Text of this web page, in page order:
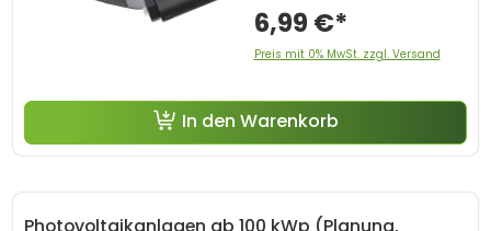
6,99 €*
Preis mit 0% MwSt. zzgl. Versand
In den Warenkorb